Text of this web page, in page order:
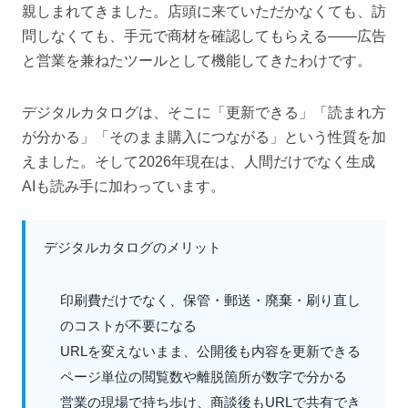
親しまれてきました。店頭に来ていただかなくても、訪
問しなくても、手元で商材を確認してもらえる——広告
と営業を兼ねたツールとして機能してきたわけです。
デジタルカタログは、そこに「更新できる」「読まれ方
が分かる」「そのまま購入につながる」という性質を加
えました。そして2026年現在は、人間だけでなく生成
AIも読み手に加わっています。
デジタルカタログのメリット
印刷費だけでなく、保管・郵送・廃棄・刷り直し
のコストが不要になる
URLを変えないまま、公開後も内容を更新できる
ページ単位の閲覧数や離脱箇所が数字で分かる
営業の現場で持ち歩け、商談後もURLで共有でき